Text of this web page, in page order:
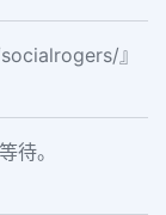
』
待。